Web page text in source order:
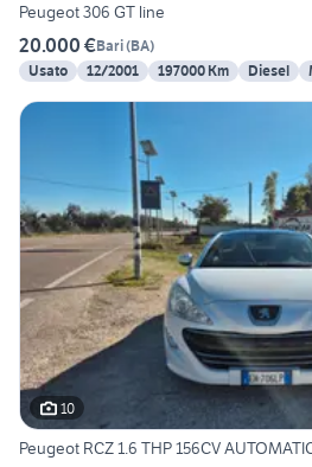
Peugeot 306 GT line
20.000 €Bari(BA)
Usato
12/2001 197000 Km Diesel
10
Peugeot RCZ 1.6 THP 156CV